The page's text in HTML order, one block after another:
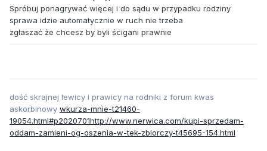
Spróbuj ponagrywać więcej i do sądu w przypadku rodziny
sprawa idzie automatycznie w ruch nie trzeba
zgłaszać że chcesz by byli ścigani prawnie
dość skrajnej lewicy i prawicy na rodniki z forum kwas
askorbinowy wkurza-mnie-t21460-
19054.html#p2020701http://www.nerwica.com/kupi-sprzedam-
oddam-zamieni-og-oszenia-w-tek-zbiorczy-t45695-154.html